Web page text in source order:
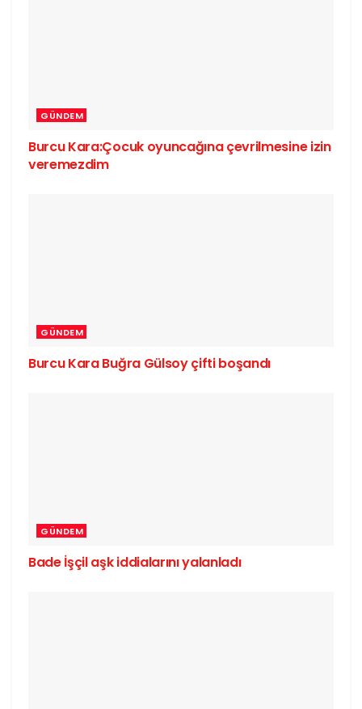
GÜNDEM
Burcu Kara:Çocuk oyuncağına çevrilmesine izin
veremezdim
GÜNDEM
Burcu Kara Buğra Gülsoy çifti boşandı
GÜNDEM
Bade İşçil aşk iddialarını yalanladı